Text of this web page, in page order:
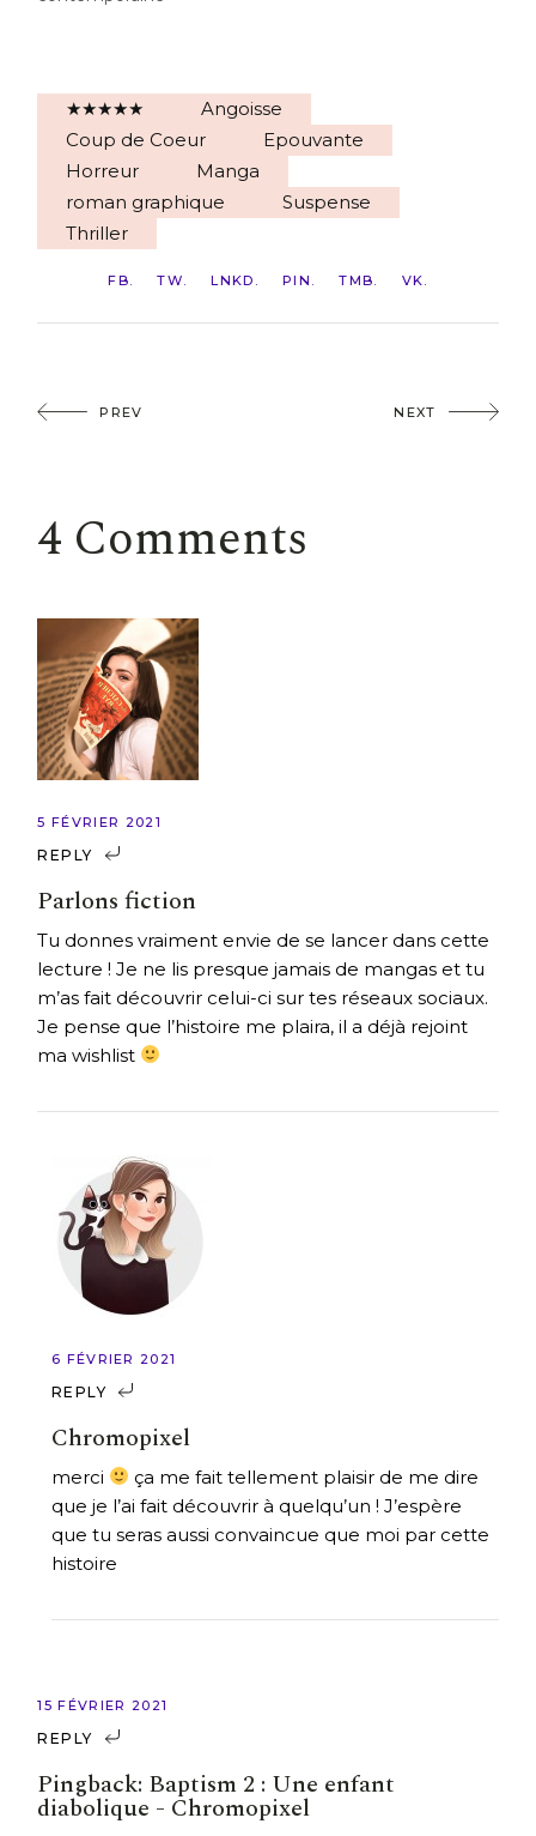
★★★★★
Angoisse
Coup de Coeur
Epouvante
Horreur
Manga
roman graphique
Suspense
Thriller
FB TW LNKD PIN TMB VK
PREV NEXT
4 Comments
5 FÉVRIER 2021
REPLY
Parlons fiction
Tu donnes vraiment envie de se lancer dans cette
lecture ! Je ne lis presque jamais de mangas et tu
m’as fait découvrir celui-ci sur tes réseaux sociaux.
Je pense que l’histoire me plaira, il a déjà rejoint
ma wishlist
6 FÉVRIER 2021
REPLY
Chromopixel
merci
ça me fait tellement plaisir de me dire
que je l’ai fait découvrir à quelqu’un ! J’espère
que tu seras aussi convaincue que moi par cette
histoire
15 FÉVRIER 2021
REPLY
Pingback: Baptism 2 : Une enfant
diabolique - Chromopixel